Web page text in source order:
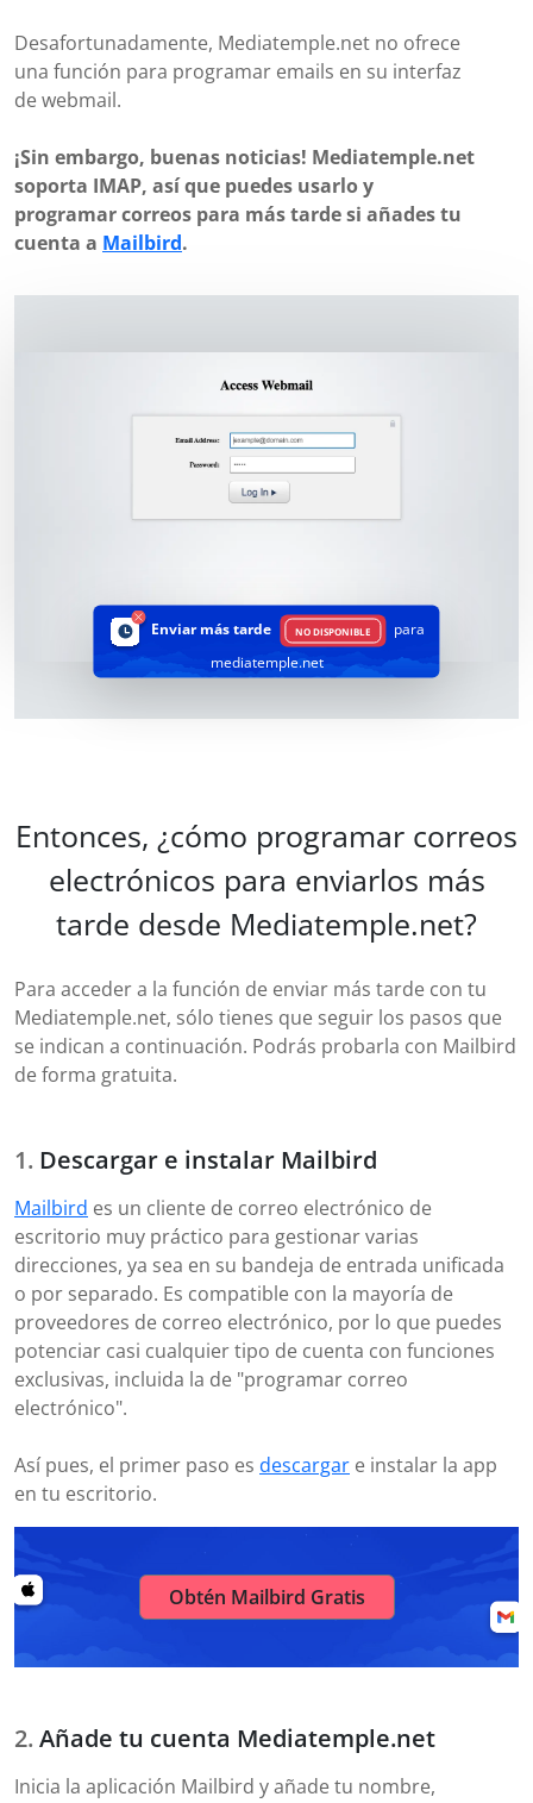
Desafortunadamente, Mediatemple.net no ofrece
una función para programar emails en su interfaz
de webmail.
¡Sin embargo, buenas noticias! Mediatemple.net
soporta IMAP, así que puedes usarlo y
programar correos para más tarde si añades tu
cuenta a Mailbird.
Enviar más tarde NO DISPONIBLE
para
mediatemple.net
Entonces, ¿cómo programar correos
electrónicos para enviarlos más
tarde desde Mediatemple.net?
Para acceder a la función de enviar más tarde con tu
Mediatemple.net, sólo tienes que seguir los pasos que
se indican a continuación. Podrás probarla con Mailbird
de forma gratuita.
Descargar e instalar Mailbird
Mailbird es un cliente de correo electrónico de
escritorio muy práctico para gestionar varias
direcciones, ya sea en su bandeja de entrada unificada
o por separado. Es compatible con la mayoría de
proveedores de correo electrónico, por lo que puedes
potenciar casi cualquier tipo de cuenta con funciones
exclusivas, incluida la de "programar correo
electrónico".
Así pues, el primer paso es descargar e instalar la app
en tu escritorio.
Obtén Mailbird Gratis
Añade tu cuenta Mediatemple.net
Inicia la aplicación Mailbird y añade tu nombre,